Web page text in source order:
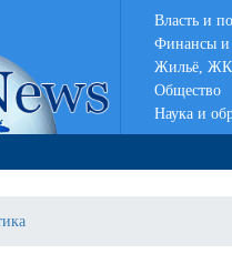
Власть и
Финансы и
Жильё,
Общество
Наука и